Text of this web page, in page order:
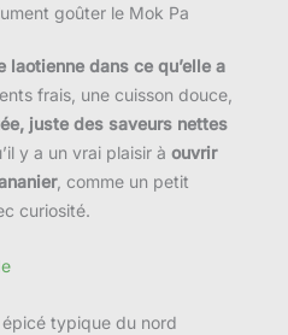
goûter le Mok Pa
laotienne dans ce qu’elle a
frais, une cuisson douce,
juste des saveurs nettes
y a un vrai plaisir à ouvrir
, comme un petit
curiosité.
typique du nord